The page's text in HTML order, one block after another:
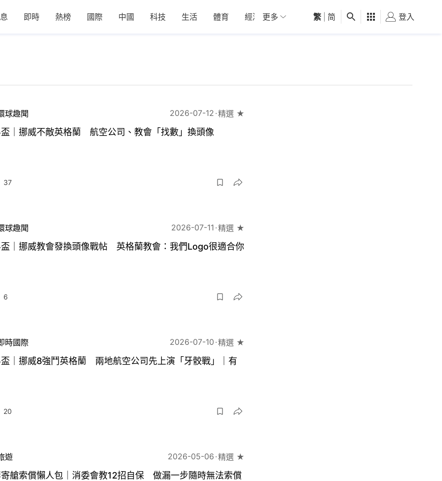
即時 熱榜 國際 中國 科技 生活 體育 經濟 01深圳 觀點 健康 好食玩飛
更多 繁 简 登入
球趣聞 2026-07-12 精選 ★
｜挪威不敵英格蘭 航空公司、教會「找數」換頭像
37
球趣聞 2026-07-11 精選 ★
｜挪威教會發換頭像戰帖 英格蘭教會：我們Logo很適合你
6
時國際 2026-07-10 精選 ★
｜挪威8強鬥英格蘭 兩地航空公司先上演「牙骹戰」｜有
20
遊 2026-05-06 精選 ★
艙索償懶人包｜消委會教12招自保 做漏一步隨時無法索償